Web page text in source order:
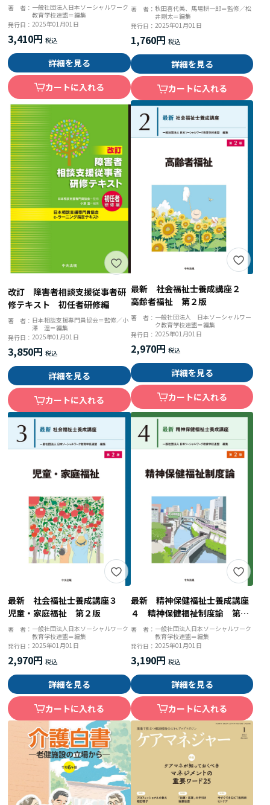
保障 第２版
著 者： 一般社団法人日本ソーシャルワーク
教育学校連盟＝編集
発行日：2025年01月01日
3,410円
詳細を見る
カートに入れる
版
著 者： 秋田喜代美、馬場耕一郎＝監修／松
井剛太＝編集
発行日： 2025年01月01日
1,760円
詳細を見る
カートに入れる
改訂 障害者相談支援従事者研
修テキスト 初任者研修編
著 者： 日本相談支援専門員協会＝監修／小
澤 温＝編集
発行日：2025年01月01日
3,850円
詳細を見る
カートに入れる
最新 社会福祉士養成講座２
高齢者福祉 第２版
著 者： 一般社団法人 日本ソーシャルワー
ク教育学校連盟＝編集
発行日： 2025年01月01日
2,970円
詳細を見る
カートに入れる
最新 社会福祉士養成講座３
児童・家庭福祉 第２版
著 者： 一般社団法人日本ソーシャルワーク
教育学校連盟＝編集
発行日：2025年01月01日
2,970円
詳細を見る
カートに入れる
最新 精神保健福祉士養成講座
４ 精神保健福祉制度論 第２
版
著 者： 一般社団法人日本ソーシャルワーク
教育学校連盟＝編集
発行日： 2025年01月01日
3,190円
詳細を見る
カートに入れる